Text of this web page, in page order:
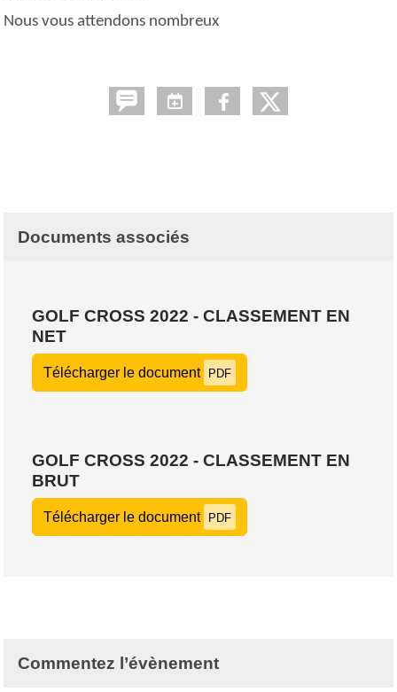
Nous vous attendons nombreux
Documents associés
GOLF CROSS 2022 - CLASSEMENT EN
NET
Télécharger le document PDF
GOLF CROSS 2022 - CLASSEMENT EN
BRUT
Télécharger le document PDF
Commentez l’évènement